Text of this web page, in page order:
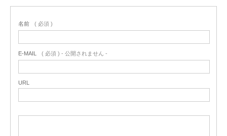
名前 ( 必須 )
E-MAIL ( 必須 ) - 公開されません -
URL